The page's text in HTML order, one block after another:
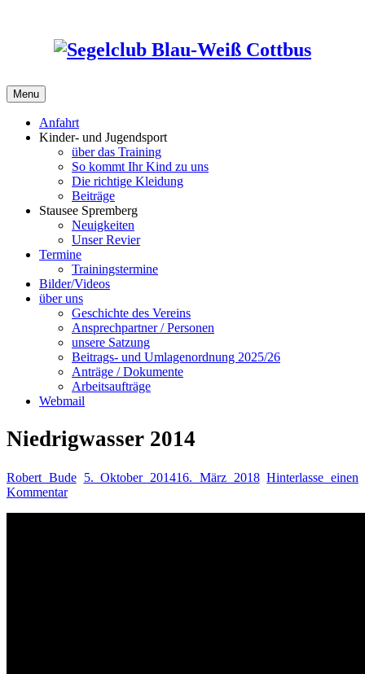
Menu
Anfahrt
Kinder- und Jugendsport
über das Training
So kommt Ihr Kind zu uns
Die richtige Kleidung
Beiträge
Stausee Spremberg
Neuigkeiten
Unser Revier
Termine
Trainingstermine
Bilder/Videos
über uns
Geschichte des Vereins
Ansprechpartner / Personen
unsere Satzung
Beitrags- und Umlagenordnung 2025/26
Anträge / Dokumente
Arbeitsaufträge
Webmail
Niedrigwasser 2014
Robert Bude 5. Oktober 201416. März 2018 Hinterlasse einen
Kommentar